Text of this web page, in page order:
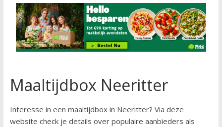
Maaltijdbox Neeritter
Interesse in een maaltijdbox in Neeritter? Via deze
website check je details over populaire aanbieders als